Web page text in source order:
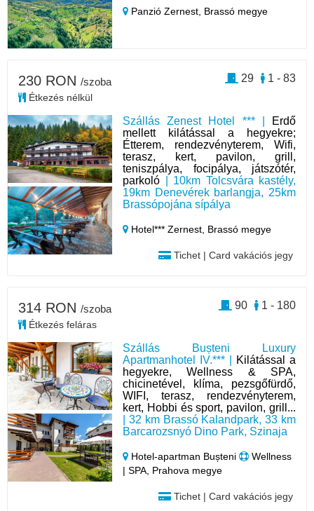
Panzió Zernest, Brassó megye
Szállás Zenest Hotel *** |
Erdő
mellett kilátással a hegyekre;
Étterem, rendezvényterem, Wifi,
terasz, kert, pavilon, grill,
teniszpálya, focipálya, játszótér,
parkoló | 10km Tolcsvára kastély,
19km Denevérek barlangja, 25km
Brassópojána sípálya
Hotel*** Zernest, Brassó megye
Tichet | Card vakációs jegy
230 RON /szoba
Étkezés nélkül
1 - 83
29
Szállás Bușteni Luxury
Apartmanhotel IV.*** |
Kilátással a
hegyekre, Wellness & SPA,
chicinetével, klíma, pezsgőfürdő,
WIFI, terasz, rendezvényterem,
kert, Hobbi és sport, pavilon, grill...
| 32 km Brassó Kalandpark, 33 km
Barcarozsnyó Dino Park, Szinaja
Hotel‑apartman Bușteni
Wellness
| SPA, Prahova megye
Tichet | Card vakációs jegy
314 RON /szoba
Étkezés feláras
1 - 180
90